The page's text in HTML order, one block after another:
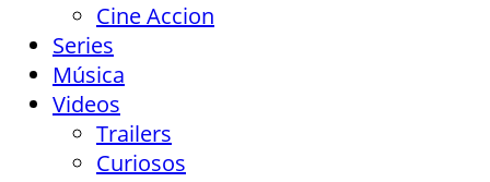
Cine Accion
Series
Música
Videos
Trailers
Curiosos